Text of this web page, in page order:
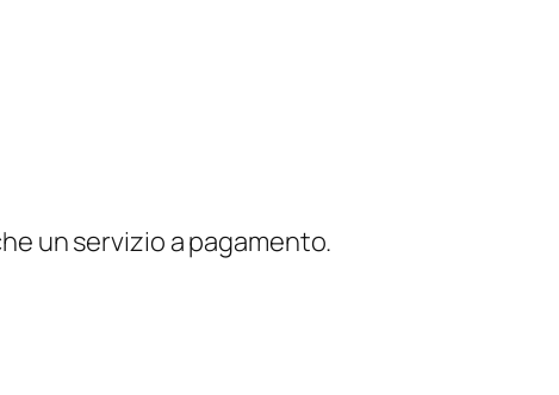
un servizio a pagamento.